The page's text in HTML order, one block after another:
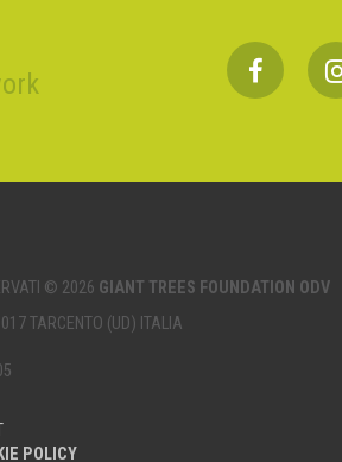
© 2026 GIANT TREES FOUNDATION ODV
TARCENTO (UD) ITALIA
POLICY